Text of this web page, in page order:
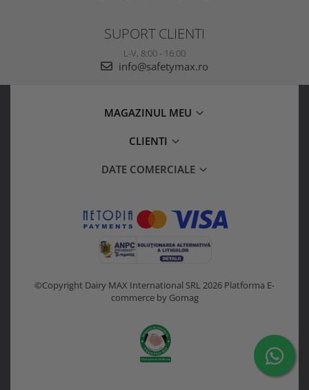
SUPORT CLIENTI
L-V, 8:00 - 16:00
info@safetymax.ro
MAGAZINUL MEU
CLIENTI
DATE COMERCIALE
©Copyright Dairy MAX International SRL 2026 Platforma E-
commerce by Gomag